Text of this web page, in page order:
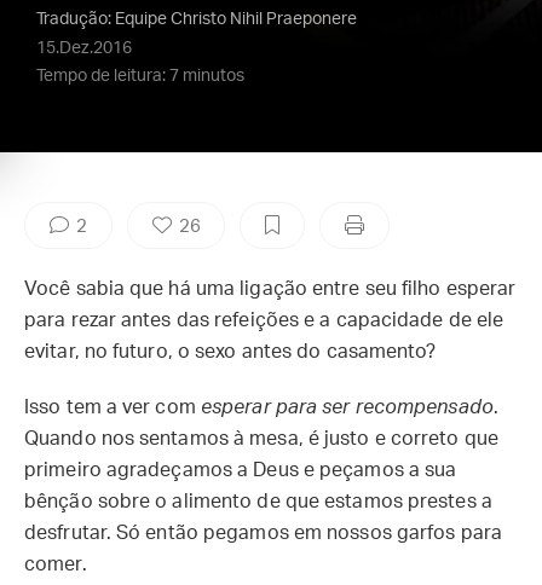
Tradução: Equipe Christo Nihil Praeponere
15.Dez.2016
Tempo de leitura: 7 minutos
2 26
Você sabia que há uma ligação entre seu filho esperar
para rezar antes das refeições e a capacidade de ele
evitar, no futuro, o sexo antes do casamento?
Isso tem a ver com esperar para ser recompensado.
Quando nos sentamos à mesa, é justo e correto que
primeiro agradeçamos a Deus e peçamos a sua
bênção sobre o alimento de que estamos prestes a
desfrutar. Só então pegamos em nossos garfos para
comer.